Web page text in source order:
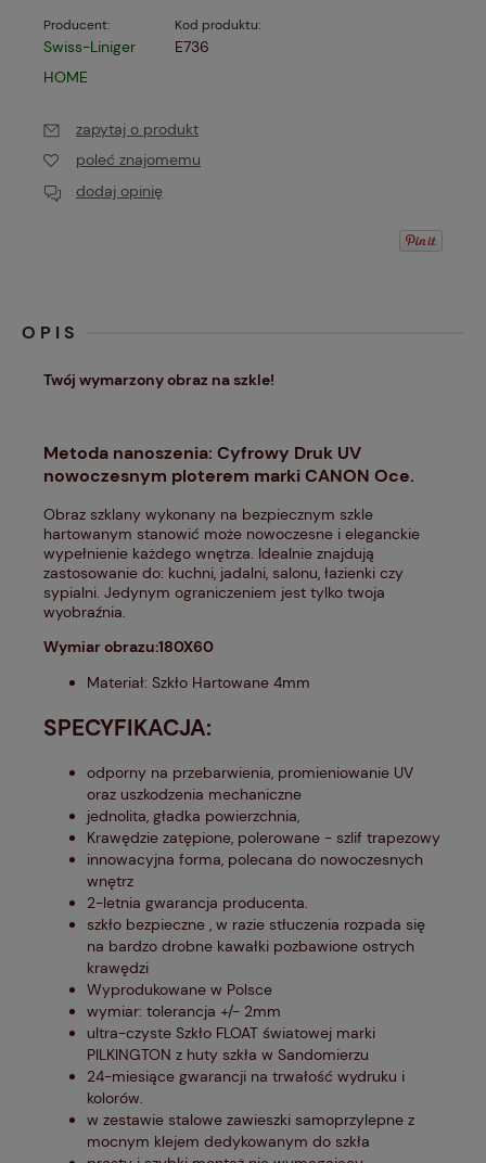
Producent:
Swiss-Liniger
HOME
Kod produktu:
E736
zapytaj o produkt
poleć znajomemu
dodaj opinię
OPIS
Twój wymarzony obraz na szkle!
Metoda nanoszenia: Cyfrowy Druk UV
nowoczesnym ploterem marki CANON Oce.
Obraz szklany wykonany na bezpiecznym szkle
hartowanym stanowić może nowoczesne i eleganckie
wypełnienie każdego wnętrza. Idealnie znajdują
zastosowanie do: kuchni, jadalni, salonu, łazienki czy
sypialni. Jedynym ograniczeniem jest tylko twoja
wyobraźnia.
Wymiar obrazu:180X60
Materiał: Szkło Hartowane 4mm
SPECYFIKACJA:
odporny na przebarwienia, promieniowanie UV
oraz uszkodzenia mechaniczne
jednolita, gładka powierzchnia,
Krawędzie zatępione, polerowane - szlif trapezowy
innowacyjna forma, polecana do nowoczesnych
wnętrz
2-letnia gwarancja producenta.
szkło bezpieczne , w razie stłuczenia rozpada się
na bardzo drobne kawałki pozbawione ostrych
krawędzi
Wyprodukowane w Polsce
wymiar: tolerancja +/- 2mm
ultra-czyste Szkło FLOAT światowej marki
PILKINGTON z huty szkła w Sandomierzu
24-miesiące gwarancji na trwałość wydruku i
kolorów.
w zestawie stalowe zawieszki samoprzylepne z
mocnym klejem dedykowanym do szkła